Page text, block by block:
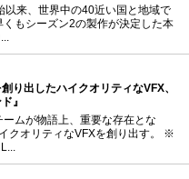
以来、世界中の40近い国と地域で
くもシーズン2の製作が決定した本
り出したハイクオリティなVFX、
』
ムが物語上、重要な存在とな
クオリティなVFXを創り出す。 ※